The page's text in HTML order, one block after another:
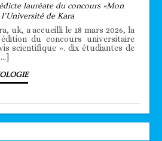
lauréate du concours «Mon
de Kara
uk, a accueilli le 18 mars 2026, la
du concours universitaire
scientifique ». dix étudiantes de